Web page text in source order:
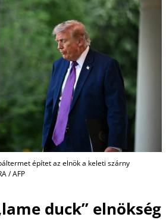
építet az elnök a keleti szárny
/ AFP
duck” elnökség